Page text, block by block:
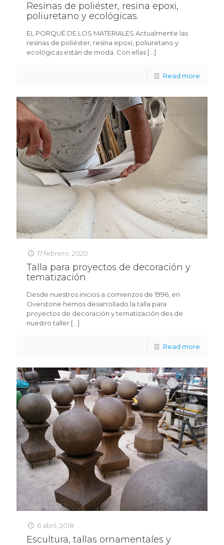
Resinas de poliéster, resina epoxi,
poliuretano y ecológicas.
EL PORQUÉ DE LOS MATERIALES Actualmente las
resinas de poliéster, resina epoxi, poliuretano y
ecológicas están de moda. Con ellas […]
Read more
17 febrero, 2020
Talla para proyectos de decoración y
tematización
Desde nuestros inicios a comienzos de 1996, en
Overstone hemos desarrollado la talla para
proyectos de decoración y tematización des de
nuestro taller […]
Read more
6 abril, 2018
Escultura, tallas ornamentales y